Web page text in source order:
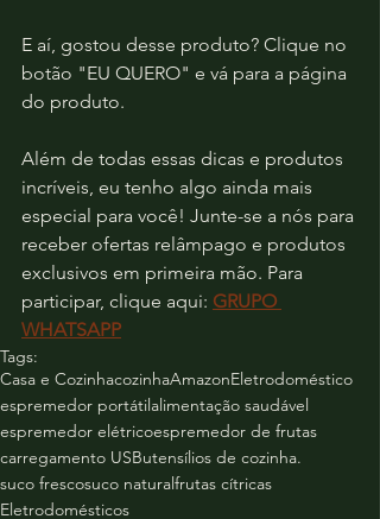
E aí, gostou desse produto? Clique no
botão "EU QUERO" e vá para a página
do produto.
Além de todas essas dicas e produtos
incríveis, eu tenho algo ainda mais
especial para você! Junte-se a nós para
receber ofertas relâmpago e produtos
exclusivos em primeira mão. Para
participar, clique aqui: GRUPO
WHATSAPP
Tags:
Casa e CozinhacozinhaAmazonEletrodoméstico
espremedor portátilalimentação saudável
espremedor elétricoespremedor de frutas
carregamento USButensílios de cozinha.
suco frescosuco naturalfrutas cítricas
Eletrodomésticos